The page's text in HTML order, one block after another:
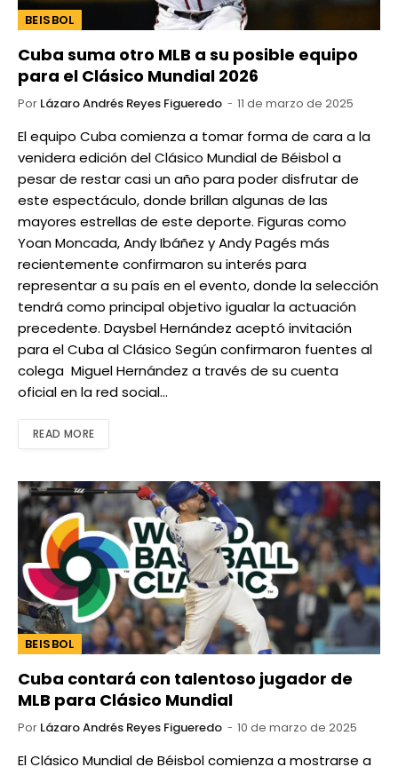
BEISBOL
Cuba suma otro MLB a su posible equipo
para el Clásico Mundial 2026
Por Lázaro Andrés Reyes Figueredo 11 de marzo de 2025
El equipo Cuba comienza a tomar forma de cara a la
venidera edición del Clásico Mundial de Béisbol a
pesar de restar casi un año para poder disfrutar de
este espectáculo, donde brillan algunas de las
mayores estrellas de este deporte. Figuras como
Yoan Moncada, Andy Ibáñez y Andy Pagés más
recientemente confirmaron su interés para
representar a su país en el evento, donde la selección
tendrá como principal objetivo igualar la actuación
precedente. Daysbel Hernández aceptó invitación
para el Cuba al Clásico Según confirmaron fuentes al
colega Miguel Hernández a través de su cuenta
oficial en la red social…
READ MORE
BEISBOL
Cuba contará con talentoso jugador de
MLB para Clásico Mundial
Por Lázaro Andrés Reyes Figueredo 10 de marzo de 2025
El Clásico Mundial de Béisbol comienza a mostrarse a